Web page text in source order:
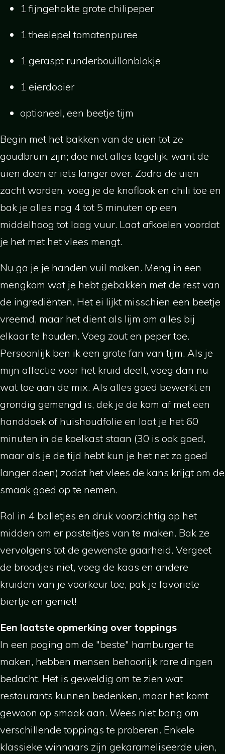
1 fijngehakte grote chilipeper
1 theelepel tomatenpuree
1 geraspt runderbouillonblokje
1 eierdooier
optioneel, een beetje tijm
Begin met het bakken van de uien tot ze
goudbruin zijn; doe niet alles tegelijk, want de
uien doen er iets langer over. Zodra de uien
zacht worden, voeg je de knoflook en chili toe en
bak je alles nog 4 tot 5 minuten op een
middelhoog tot laag vuur. Laat afkoelen voordat
je het met het vlees mengt.
Nu ga je je handen vuil maken. Meng in een
mengkom wat je hebt gebakken met de rest van
de ingrediënten. Het ei lijkt misschien een beetje
vreemd, maar het dient als lijm om alles bij
elkaar te houden. Voeg zout en peper toe.
Persoonlijk ben ik een grote fan van tijm. Als je
mijn affectie voor het kruid deelt, voeg dan nu
wat toe aan de mix. Als alles goed bewerkt en
grondig gemengd is, dek je de kom af met een
handdoek of huishoudfolie en laat je het 60
minuten in de koelkast staan (30 is ook goed,
maar als je de tijd hebt kun je het net zo goed
langer doen) zodat het vlees de kans krijgt om de
smaak goed op te nemen.
Rol in 4 balletjes en druk voorzichtig op het
midden om er pasteitjes van te maken. Bak ze
vervolgens tot de gewenste gaarheid. Vergeet
de broodjes niet, voeg de kaas en andere
kruiden van je voorkeur toe, pak je favoriete
biertje en geniet!
Een laatste opmerking over toppings
In een poging om de "beste" hamburger te
maken, hebben mensen behoorlijk rare dingen
bedacht. Het is geweldig om te zien wat
restaurants kunnen bedenken, maar het komt
gewoon op smaak aan. Wees niet bang om
verschillende toppings te proberen. Enkele
klassieke winnaars zijn gekarameliseerde uien,